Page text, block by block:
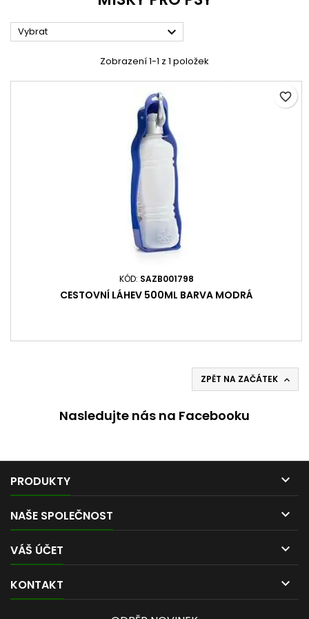
Vybrat 
Zobrazení 1-1 z 1 položek
KÓD: SAZB001798
CESTOVNÍ LÁHEV 500ML BARVA MODRÁ
favorite_border
ZPĚT NA ZAČÁTEK 
Nasledujte nás na Facebooku
PRODUKTY 
NAŠE SPOLEČNOST 
VÁŠ ÚČET 
KONTAKT 